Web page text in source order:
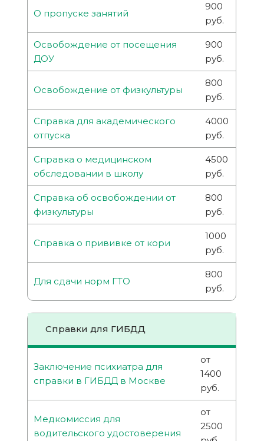
О пропуске занятий
900
руб.
Освобождение от посещения
ДОУ
900
руб.
Освобождение от физкультуры
800
руб.
Справка для академического
отпуска
4000
руб.
Справка о медицинском
обследовании в школу
4500
руб.
Справка об освобождении от
физкультуры
800
руб.
Справка о прививке от кори
1000
руб.
Для сдачи норм ГТО
800
руб.
Справки для ГИБДД
Заключение психиатра для
справки в ГИБДД в Москве
от
1400
руб.
Медкомиссия для
водительского удостоверения
от
2500